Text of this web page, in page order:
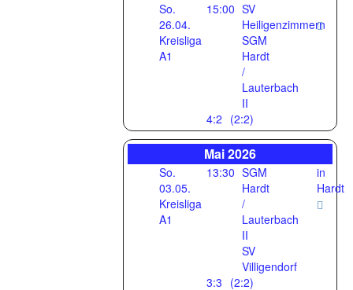
So.
26.04.
Kreisliga
A1
15:00 SV
Heiligenzimmern
SGM
Hardt
/
Lauterbach
II
4:2 (2:2)
Mai 2026
So.
03.05.
Kreisliga
A1
13:30 SGM
Hardt
/
Lauterbach
II
SV
Villigendorf
3:3 (2:2)
in
Hardt